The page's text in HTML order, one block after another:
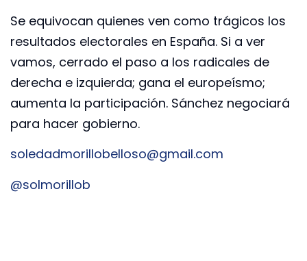
Se equivocan quienes ven como trágicos los
resultados electorales en España. Si a ver
vamos, cerrado el paso a los radicales de
derecha e izquierda; gana el europeísmo;
aumenta la participación. Sánchez negociará
para hacer gobierno.
soledadmorillobelloso@gmail.com
@solmorillob